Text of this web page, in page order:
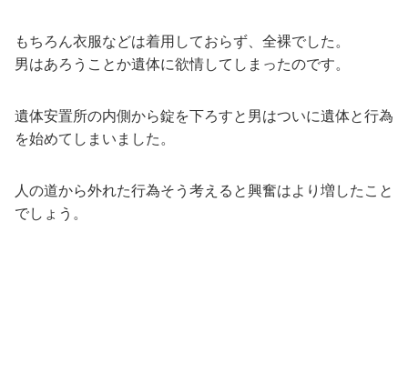
もちろん衣服などは着用しておらず、全裸でした。
男はあろうことか遺体に欲情してしまったのです。
遺体安置所の内側から錠を下ろすと男はついに遺体と行為
を始めてしまいました。
人の道から外れた行為そう考えると興奮はより増したこと
でしょう。